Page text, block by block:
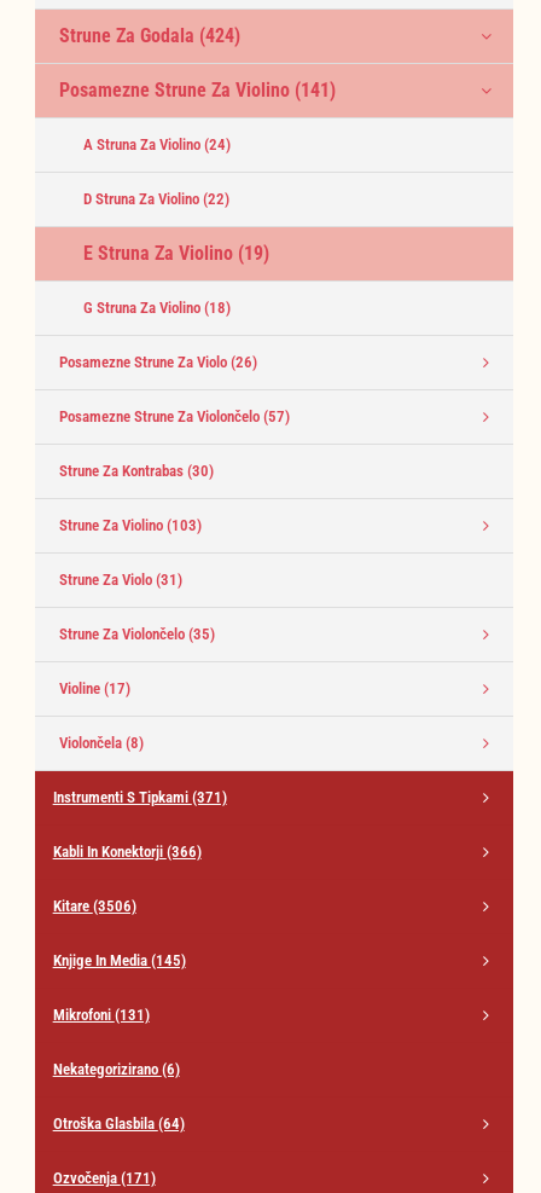
Strune Za Godala (424)
Posamezne Strune Za Violino (141)
A Struna Za Violino (24)
D Struna Za Violino (22)
E Struna Za Violino (19)
G Struna Za Violino (18)
Posamezne Strune Za Violo (26)
Posamezne Strune Za Violončelo (57)
Strune Za Kontrabas (30)
Strune Za Violino (103)
Strune Za Violo (31)
Strune Za Violončelo (35)
Violine (17)
Violončela (8)
Instrumenti S Tipkami (371)
Kabli In Konektorji (366)
Kitare (3506)
Knjige In Media (145)
Mikrofoni (131)
Nekategorizirano (6)
Otroška Glasbila (64)
Ozvočenja (171)